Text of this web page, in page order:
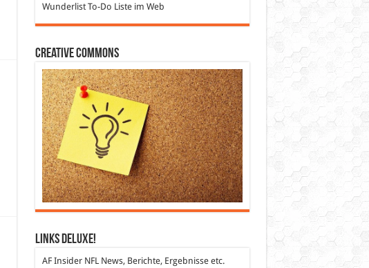
WunderlistTo-Do Liste im Web
Creative Commons
Links DeLuXe!
AF InsiderNFL News, Berichte, Ergebnisse etc.